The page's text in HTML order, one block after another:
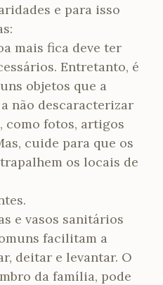
e para isso
mais fica deve ter
Entretanto, é
objetos que a
não descaracterizar
como fotos, artigos
cuide para que os
os locais de
e vasos sanitários
facilitam a
deitar e levantar. O
da família, pode